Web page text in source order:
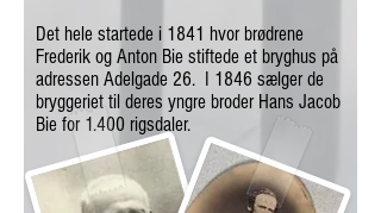
Det hele startede i 1841 hvor brødrene
Frederik og Anton Bie stiftede et bryghus på
adressen Adelgade 26. I 1846 sælger de
bryggeriet til deres yngre broder Hans Jacob
Bie for 1.400 rigsdaler.